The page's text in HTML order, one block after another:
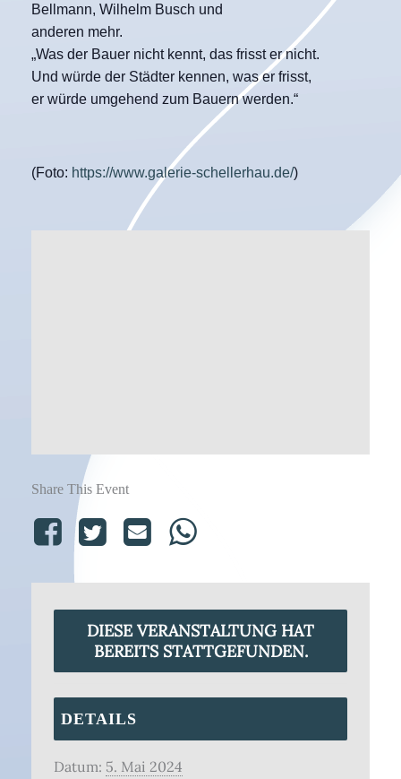
Bellmann, Wilhelm Busch und
anderen mehr.
„Was der Bauer nicht kennt, das frisst er nicht.
Und würde der Städter kennen, was er frisst,
er würde umgehend zum Bauern werden.“
(Foto: https://www.galerie-schellerhau.de/)
Share This Event
DIESE VERANSTALTUNG HAT
BEREITS STATTGEFUNDEN.
DETAILS
Datum: 5. Mai 2024